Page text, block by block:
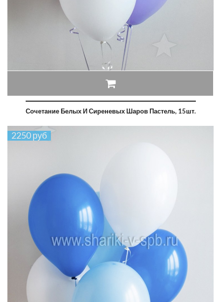
Сочетание Белых И Сиреневых Шаров Пастель, 15шт.
2250 руб